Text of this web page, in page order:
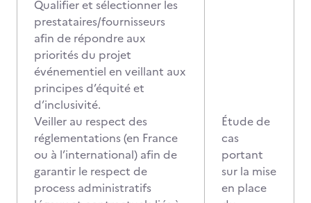
Qualifier et sélectionner les
prestataires/fournisseurs
afin de répondre aux
priorités du projet
événementiel en veillant aux
principes d’équité et
d’inclusivité.
Veiller au respect des
réglementations (en France
ou à l’international) afin de
garantir le respect de
process administratifs
Étude de
cas
portant
sur la mise
en place